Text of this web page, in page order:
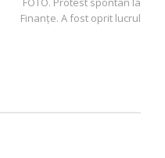
Finanțe. A fost oprit lucrul